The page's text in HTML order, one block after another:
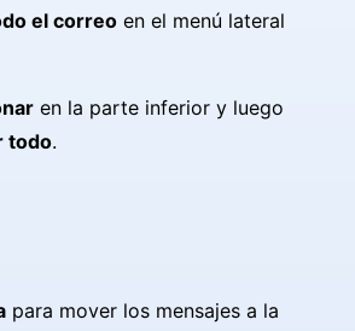
el correo en el menú lateral
en la parte inferior y luego
todo.
para mover los mensajes a la